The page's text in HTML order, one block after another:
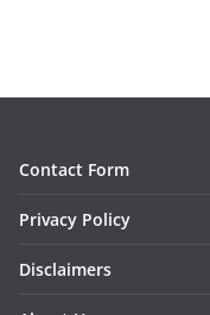
Contact Form
Privacy Policy
Disclaimers